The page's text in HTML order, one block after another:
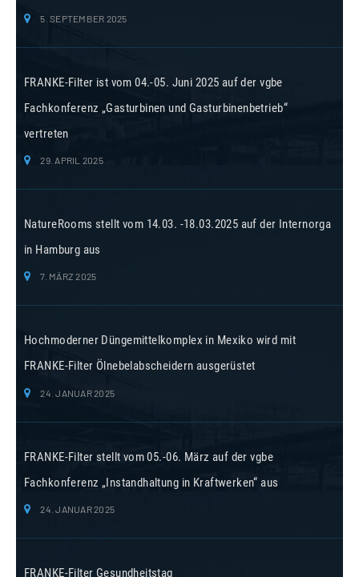
5. SEPTEMBER 2025
FRANKE-Filter ist vom 04.-05. Juni 2025 auf der vgbe
Fachkonferenz „Gasturbinen und Gasturbinenbetrieb“
vertreten
29. APRIL 2025
NatureRooms stellt vom 14.03. -18.03.2025 auf der Internorga
in Hamburg aus
7. MÄRZ 2025
Hochmoderner Düngemittelkomplex in Mexiko wird mit
FRANKE-Filter Ölnebelabscheidern ausgerüstet
24. JANUAR 2025
FRANKE-Filter stellt vom 05.-06. März auf der vgbe
Fachkonferenz „Instandhaltung in Kraftwerken“ aus
24. JANUAR 2025
FRANKE-Filter Gesundheitstag